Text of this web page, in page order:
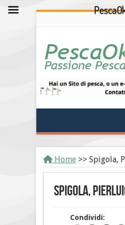
Home >> Spigola,
Spigola,
Condividi: